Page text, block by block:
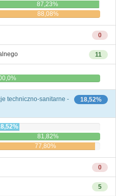
87,23%
88,08%
0
11
18,52%
techniczno-sanitarne -
81,82%
77,80%
0
5